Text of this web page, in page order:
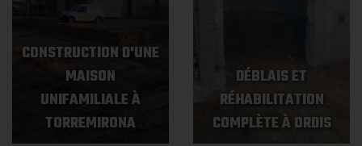
CONSTRUCTION D'UNE
MAISON
UNIFAMILIALE À
TORREMIRONA
DÉBLAIS ET
RÉHABILITATION
COMPLÈTE À ORDIS